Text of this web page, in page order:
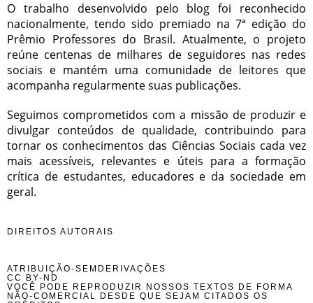
O trabalho desenvolvido pelo blog foi reconhecido
nacionalmente, tendo sido premiado na 7ª edição do
Prêmio Professores do Brasil. Atualmente, o projeto
reúne centenas de milhares de seguidores nas redes
sociais e mantém uma comunidade de leitores que
acompanha regularmente suas publicações.
Seguimos comprometidos com a missão de produzir e
divulgar conteúdos de qualidade, contribuindo para
tornar os conhecimentos das Ciências Sociais cada vez
mais acessíveis, relevantes e úteis para a formação
crítica de estudantes, educadores e da sociedade em
geral.
DIREITOS AUTORAIS
ATRIBUIÇÃO-SEMDERIVAÇÕES
CC BY-ND
VOCÊ PODE REPRODUZIR NOSSOS TEXTOS DE FORMA
NÃO-COMERCIAL DESDE QUE SEJAM CITADOS OS